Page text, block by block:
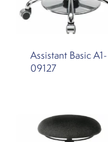
Assistant Basic A1-
09127